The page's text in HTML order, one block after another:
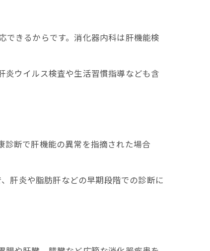
できるからです。消化器内科は肝機能検
炎ウイルス検査や生活習慣指導なども含
診断で肝機能の異常を指摘された場合
肝炎や脂肪肝などの早期段階での診断に